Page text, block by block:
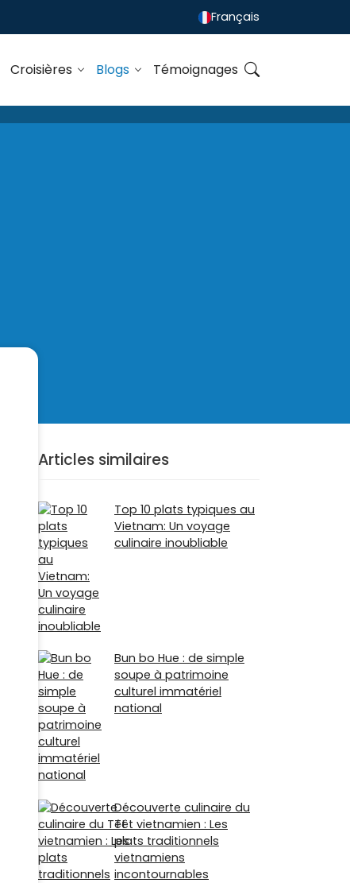
Français
Croisières Blogs Témoignages
Articles similaires
Top 10 plats typiques au
Vietnam: Un voyage
culinaire inoubliable
Bun bo Hue : de simple
soupe à patrimoine
culturel immatériel
national
Découverte culinaire du
Têt vietnamien : Les
plats traditionnels
vietnamiens
incontournables